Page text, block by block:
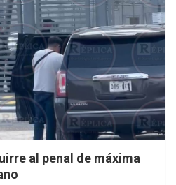
al penal de máxima